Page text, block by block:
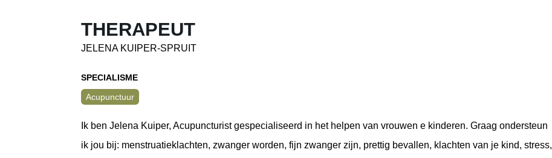
THERAPEUT
JELENA KUIPER-SPRUIT
SPECIALISME
Acupunctuur
Ik ben Jelena Kuiper, Acupuncturist gespecialiseerd in het helpen van vrouwen e kinderen. Graag ondersteun
ik jou bij: menstruatieklachten, zwanger worden, fijn zwanger zijn, prettig bevallen, klachten van je kind, stress,